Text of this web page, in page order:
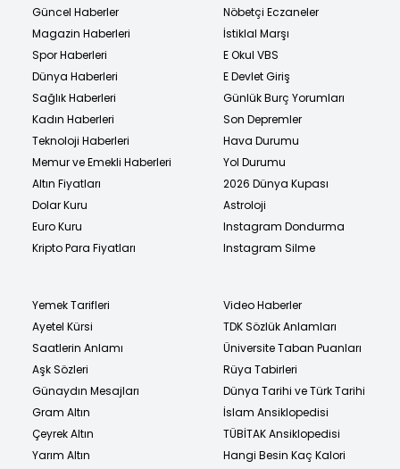
Güncel Haberler
Magazin Haberleri
Spor Haberleri
Dünya Haberleri
Sağlık Haberleri
Kadın Haberleri
Teknoloji Haberleri
Memur ve Emekli Haberleri
Altın Fiyatları
Dolar Kuru
Euro Kuru
Kripto Para Fiyatları
Nöbetçi Eczaneler
İstiklal Marşı
E Okul VBS
E Devlet Giriş
Günlük Burç Yorumları
Son Depremler
Hava Durumu
Yol Durumu
2026 Dünya Kupası
Astroloji
Instagram Dondurma
Instagram Silme
Yemek Tarifleri
Ayetel Kürsi
Saatlerin Anlamı
Aşk Sözleri
Günaydın Mesajları
Gram Altın
Çeyrek Altın
Yarım Altın
Video Haberler
TDK Sözlük Anlamları
Üniversite Taban Puanları
Rüya Tabirleri
Dünya Tarihi ve Türk Tarihi
İslam Ansiklopedisi
TÜBİTAK Ansiklopedisi
Hangi Besin Kaç Kalori